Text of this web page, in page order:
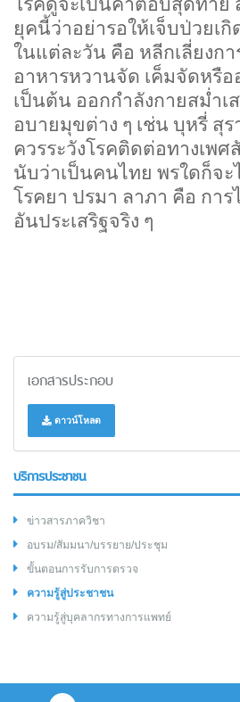
ยุคนี้ว่าอย่ารอให้เจ็บป่วยเ
ในแต่ละวัน คือ หลีกเลี่ยงก
อาหารหวานจัด เค็มจัดหรื
เป็นต้น ออกกำลังกายสม่ำเ
อบายมุขต่าง ๆ เช่น บุหรี่ สุ
ควรระวังโรคติดต่อทางเพ
นับว่าเป็นคนไทย พรใดก็จ
โรคยา ปรมา ลาภา คือ กา
อันประเสริฐจริง ๆ
เอกสารประกอบ
ดาวน์โหลด
บริการประชาชน
ข่าวสารภาควิชา
อบรม/สัมมนา/บรรยาย/ประชุม
ขั้นตอนการรับการตรวจ
ความรู้สู่ประชาชน
ความรู้สู่บุคลากรทางการแพทย์